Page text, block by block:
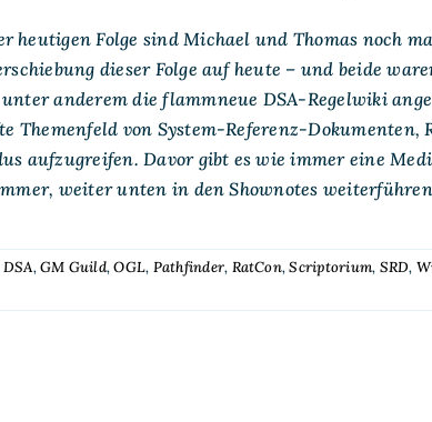
heutigen Folge sind Michael und Thomas noch
dieser Folge auf heute – und beide
anderem die flammneue DSA-Regelwiki
Themenfeld von System-Referenz-
aufzugreifen. Davor gibt es wie immer eine
weiter unten in den Shownotes
DSA,GM Guild,OGL, Pathfinder, RatCon,Scriptorium, SRD,